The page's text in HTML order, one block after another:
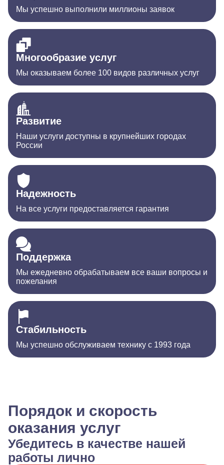
Мы успешно выполнили миллионы заявок
Многообразие услуг
Мы оказываем более 100 видов различных услуг
Развитие
Наши услуги доступны в крупнейших городах
России
Надежность
На все услуги предоставляется гарантия
Поддержка
Мы ежедневно обрабатываем все ваши вопросы и
пожелания
Стабильность
Мы успешно обслуживаем технику с 1993 года
Порядок и скорость
оказания услуг
Убедитесь в качестве нашей
работы лично